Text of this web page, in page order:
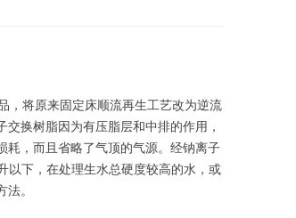
将原来固定床顺流再生工艺改为逆流
换树脂因为有压脂层和中排的作用，
耗，而且省略了气顶的气源。经钠离子
以下，在处理生水总硬度较高的水，或
。